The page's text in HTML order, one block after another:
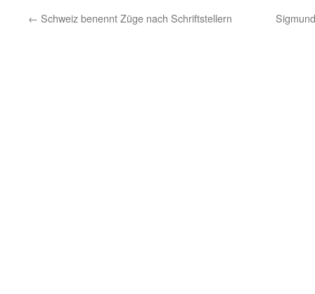
← Schweiz benennt Züge nach Schriftstellern